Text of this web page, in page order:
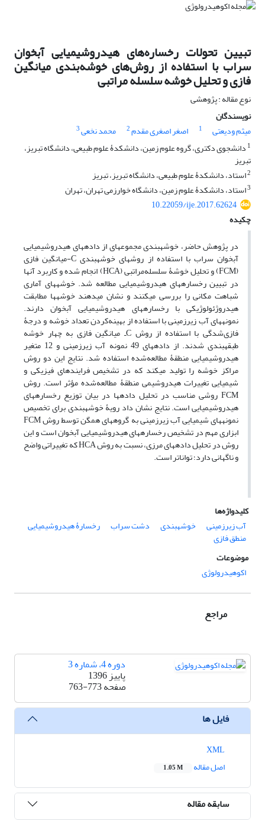
تبیین تحولات رخساره‌های هیدروشیمیایی آبخوان
سراب با استفاده از روش‌های خوشه‌بندی میانگین
فازی و تحلیل خوشه سلسله مراتبی
نوع مقاله : پژوهشی
نویسندگان
میثم ودیعتی
1 اصغر اصغری مقدم2 محمد نخعی3
1 دانشجوی دکتری، گروه علوم زمین، دانشکدۀ علوم طبیعی، دانشگاه تبریز،
تبریز‌
2استاد، دانشکدۀ علوم طبیعی، دانشگاه تبریز، تبریز‌
3استاد، دانشکدۀ علوم زمین، دانشگاه خوارزمی تهران، تهران‌
10.22059/ije.2017.62624
چکیده
در پژوهش حاضر، خوشه‏بندی مجموعه‏ای از داده‏های هیدروشیمیایی
آبخوان سراب با استفاده از روش‏های خوشه‏بندی C-میانگین فازی
(FCM) و تحلیل خوشۀ سلسله‌مراتبی (HCA) انجام شده و کاربرد آنها
در تبیین رخساره‏های هیدروشیمیایی مطالعه شد. خوشه‏های آماری
شباهت مکانی را بررسی می‏کنند و نشان می‏‏دهند خوشه‏ها مطابقت
هیدروژئولوژیکی با رخساره‏های هیدروشیمیایی آبخوان دارند.
نمونه‏های آب زیرزمینی با استفاده از بهینه‌کردن تعداد خوشه و درجۀ
فازی‌شدگی با استفاده از روش C‌ـ میانگین فازی به چهار خوشه
طبقه‏بندی شدند. از داده‏های 49 نمونه آب زیرزمینی و 12 متغیر
هیدروشیمیایی منطقۀ مطالعه‌شده استفاده شد. نتایج این دو روش
مراکز خوشه را تولید می‏کند که در تشخیص فرایندهای فیزیکی و
شیمیایی تغییرات هیدروشیمی منطقۀ مطالعه‌شده مؤثر است. روش
FCM روشی مناسب در تحلیل داده‏ها در بیان توزیع رخساره‏های
هیدروشیمیایی است. نتایج نشان داد رویۀ خوشه‏بندی برای تخصیص
نمونه‏های شیمیایی آب زیرزمینی به گروه‏های همگن توسط روش FCM
ابزاری مهم در تشخیص رخساره‏های هیدروشیمیایی آبخوان است و این
روش در تحلیل داده‏های مرزی، نسبت به روش HCA که تغییراتی واضح
و ناگهانی دارد؛ تواناتر است.
کلیدواژه‌ها
آب زیرزمینی
خوشه‏بندی دشت سراب رخسارۀ هیدروشیمیایی
منطق فازی
موضوعات
اکوهیدرولوژی
مراجع
دوره 4، شماره 3
پاییز 1396
صفحه763-773
فایل ها
اصل مقاله
1.05 M
سابقه مقاله